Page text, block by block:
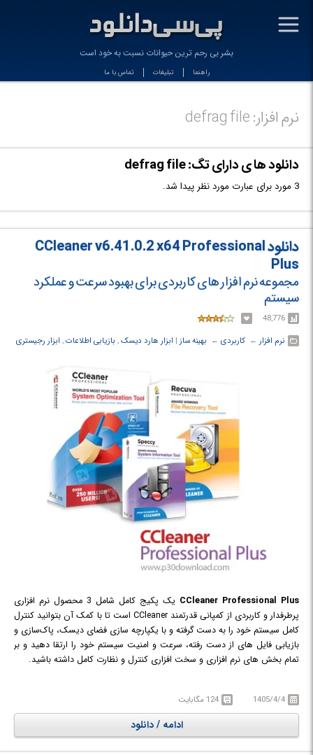
-
بشر بی رحم ترین حیوانات نسبت به خود است
راهنما تبلیغات تماس با ما
نرم افزار: defrag file
دانلود ها ی دارای تگ: defrag file
3 مورد برای عبارت مورد نظر پیدا شد.
دانلود CCleaner v6.41.0.2 x64 Professional
Plus
مجموعه نرم افزار های کاربردی برای بهبود سرعت و عملکرد
سیستم
48,776
نرم افزار ← ‏ کاربردی ← ‏ بهینه ساز ‏| ابزار هارد دیسک, بازیابی اطلاعات, ابزار رجیستری
CCleaner Professional Plus
یک پکیج کامل شامل 3 محصول نرم افزاری
پرطرفدار و کاربردی از کمپانی قدرتمند CCleaner است تا با کمک آن بتوانید کنترل
کامل سیستم خود را به دست گرفته و با یکپارچه سازی فضای دیسک، پاک‌سازی و
بازیابی فایل های از دست رفته، سرعت و امنیت سیستم خود را ارتقا دهید و بر
تمام بخش های نرم افزاری و سخت افزاری کنترل و نظارت کامل داشته باشید.
محصولات آشنا شوید.
1405/4/4 124 مگابایت
ادامه / دانلود